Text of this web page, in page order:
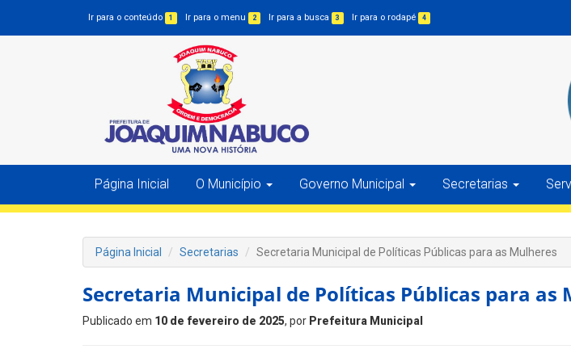
Ir para o conteúdo 1 Ir para o menu 2 Ir para a busca 3 Ir para o rodapé 4
Página Inicial O Município Governo Municipal Secretarias
Página Inicial Secretarias Secretaria Municipal de Políticas Públicas para as Mulheres
Secretaria Municipal de Políticas Públicas para as
Publicado em 10 de fevereiro de 2025, por Prefeitura Municipal